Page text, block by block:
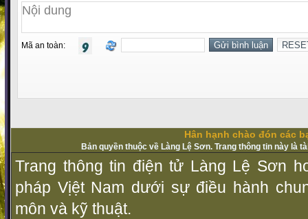
Mã an toàn:
Hân hạnh chào đón các
Bản quyền thuộc về Làng Lệ Sơn. Trang thông tin này là
Trang thông tin điện tử Làng Lệ Sơn
pháp Vịệt Nam dưới sự điều hành
môn và kỹ thuật.